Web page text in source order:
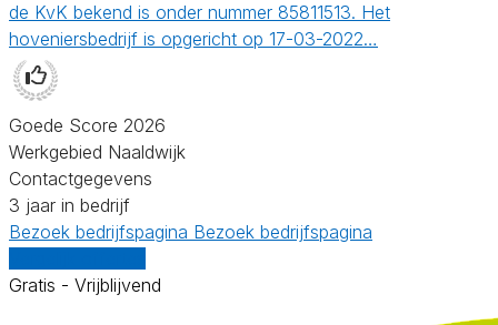
de KvK bekend is onder nummer 85811513. Het
hoveniersbedrijf is opgericht op 17-03-2022…
Goede Score 2026
Werkgebied Naaldwijk
Contactgegevens
3 jaar in bedrijf
Bezoek bedrijfspagina Bezoek bedrijfspagina
Gratis - Vrijblijvend